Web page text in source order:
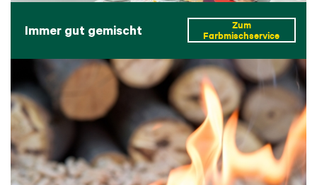
Immer gut gemischt
Zum
Farbmischservice